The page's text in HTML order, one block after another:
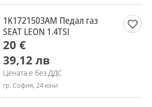
1K1721503AM Педал газ
SEAT LEON 1.4TSI
20 €
39,12 лв
Цената е без ДДС
гр. София, 24 юни